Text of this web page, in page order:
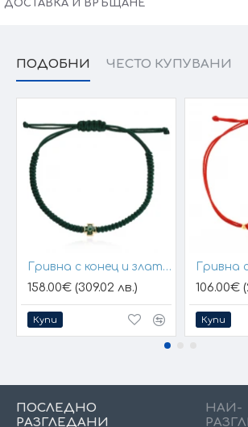
ДОСТАВКА И ВРЪЩАНЕ
ПОДОБНИ ЧЕСТО КУПУВАНИ
Гривна с конец и златен елемент кръст
158.00€ (309.02 лв.)
Купи
106.00€
Купи
ПОСЛЕДНО
РАЗГЛЕДАНИ
НАЙ-